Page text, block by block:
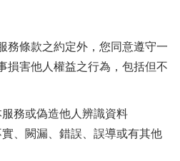
務條款之約定外，您同意遵守一
損害他人權益之行為，包括但不
務或偽造他人辨識資料
、闕漏、錯誤、誤導或有其他